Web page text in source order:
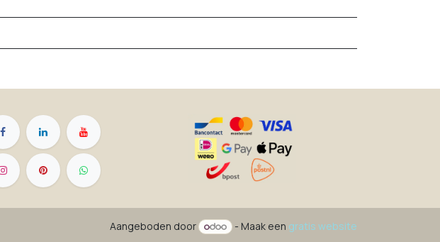
Aangeboden door - Maak een gratis website